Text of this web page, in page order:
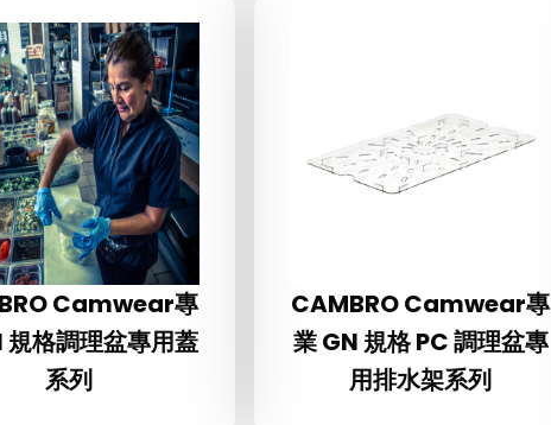
Camwear專
規格調理盆專用蓋
系列
CAMBRO Camwear專
業 GN 規格 PC 調理盆專
用排水架系列